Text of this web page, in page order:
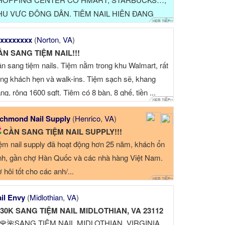
VỰC ĐÔNG DÂN. TIỆM NAIL HIỆN ĐANG
ĐỘNG TỐT TRÊN 18 NĂM, CÓ LƯỢNG
ỔN ĐỊNH. ...
(Norton, VA)
SANG TIỆM NAIL!!!
sang tiệm nails. Tiệm nằm trong khu Walmart, rất
khách hẹn và walk-ins. Tiệm sạch sẽ, khang
rộng 1600 sqft. Tiệm có 8 bàn, 8 ghế, tiền ...
Nail Supply (Henrico, VA)
CẦN SANG TIỆM NAIL SUPPLY!!!
nail supply đã hoạt động hơn 25 năm, khách ổn
gần chợ Hàn Quốc và các nhà hàng Việt Nam.
hội tốt cho các anh/...
Envy (Midlothian, VA)
SANG TIỆM NAIL MIDLOTHIAN, VA 23112
TIỆM NAIL MIDLOTHIAN, VIRGINIA